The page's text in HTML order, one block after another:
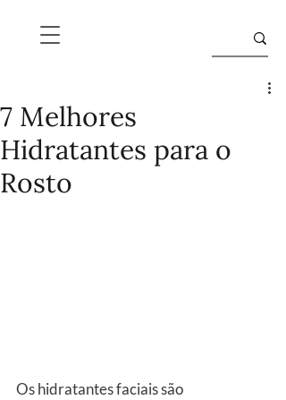
7 Melhores
Hidratantes para o
Rosto
Os hidratantes faciais são